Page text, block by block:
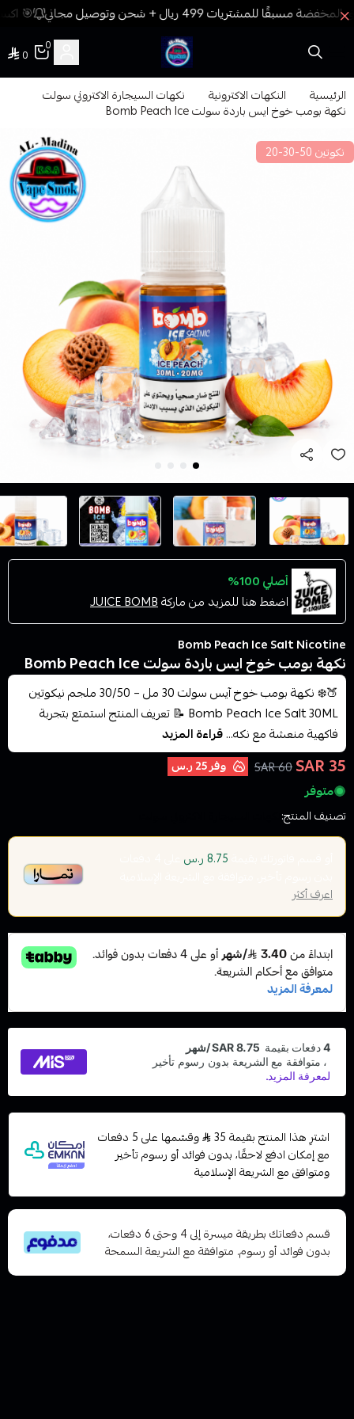
🎯
فيب المدينة
0
0
الرئيسية النكهات الاكترونية نكهات السيجارة الاكتروني سولت
نكهة بومب خوخ ايس باردة سولت Bomb Peach Ice
نكوتين 50-30-20
أصلي 100%
اضغط هنا للمزيد من ماركةJUICE BOMB
Bomb Peach Ice Salt Nicotine
نكهة بومب خوخ ايس باردة سولت Bomb Peach Ice
🍑❄️ نكهة بومب خوخ آيس سولت 30 مل – 30/50 ملجم نيكوتين
Bomb Peach Ice Salt 30ML 📝 تعريف المنتج استمتع بتجربة
فاكهية منعشة مع نكه...قراءة المزيد
35 SAR
60 SAR وفر25 ر.س
متوفر
تصنيف المنتج:
8.75 ر.س
اعرف أكثر
اشترِ هذا المنتج بقيمة 35
وقسّمها على 5 دفعات
مع إمكان ادفع لاحقًا، بدون فوائد أو رسوم تأخير
ومتوافق مع الشريعة الإسلامية
قسم دفعاتك بطريقة ميسرة إلى 4 وحتى 6 دفعات،
بدون فوائد أو رسوم. متوافقة مع الشريعة السمحة